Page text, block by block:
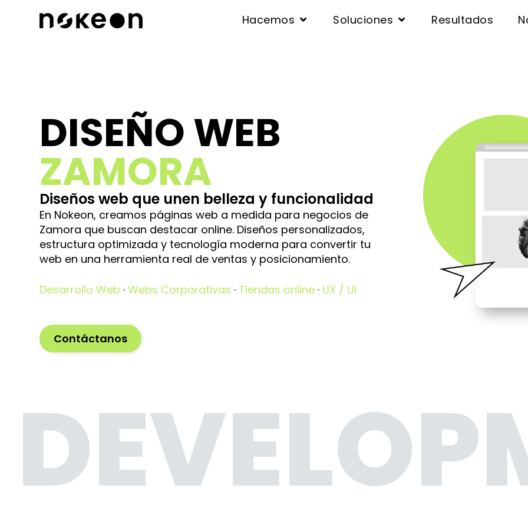
Hacemos Soluciones Resultados
DISEÑO WEB
ZAMORA
Diseños web que unen belleza y funcionalidad
En Nokeon, creamos páginas web a medida para negocios de
Zamora que buscan destacar online. Diseños personalizados,
estructura optimizada y tecnología moderna para convertir tu
web en una herramienta real de ventas y posicionamiento.
Desarrollo Web ·Webs Corporativas · Tiendas online · UX / UI
Contáctanos